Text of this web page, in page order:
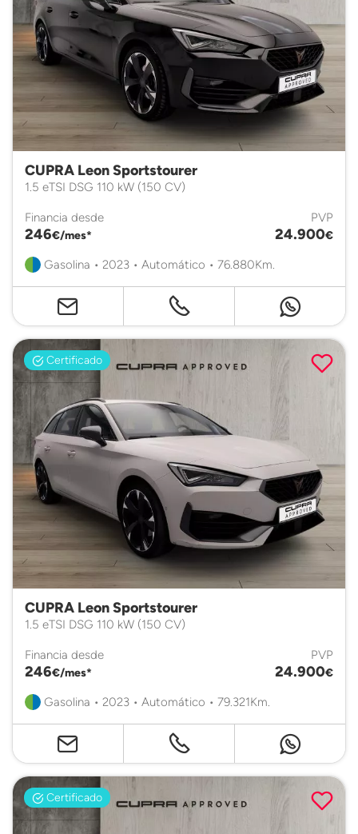
CUPRA Leon Sportstourer
1.5 eTSI DSG 110 kW (150 CV)
Financia desde
246€/mes*
PVP
24.900€
Gasolina • 2023 • Automático • 76.880Km.
Certificado
CUPRA Leon Sportstourer
1.5 eTSI DSG 110 kW (150 CV)
Financia desde
246€/mes*
PVP
24.900€
Gasolina • 2023 • Automático • 79.321Km.
Certificado